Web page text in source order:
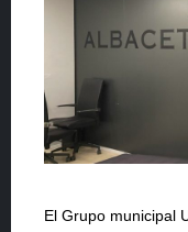
El Grupo municipal